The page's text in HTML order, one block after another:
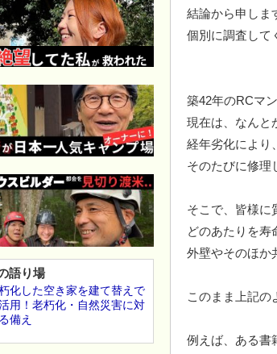
結論から申しま
個別に調査して
築42年のRCマ
現在は、なんと
経年劣化により
そのたびに修理
そこで、皆様に
どのあたりを寿
外壁やそのほか
このまま上記の
例えば、ある書
語り場
化した空き家を建て替えで
用！老朽化・自然災害に対
備え